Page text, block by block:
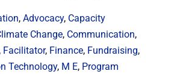
,Advocacy, Capacity
Change, Communication,
, Facilitator, Finance, Fundraising,
Technology, M E, Program